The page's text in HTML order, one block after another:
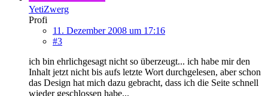
YetiZwerg
Profi
11. Dezember 2008 um 17:16
#3
ich bin ehrlichgesagt nicht so überzeugt... ich habe mir den
Inhalt jetzt nicht bis aufs letzte Wort durchgelesen, aber schon
das Design hat mich dazu gebracht, dass ich die Seite schnell
wieder geschlossen habe...